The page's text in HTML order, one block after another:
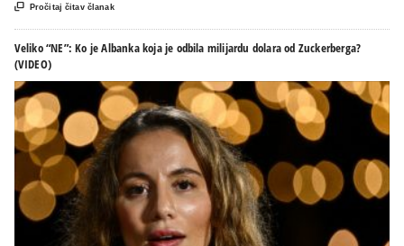
 Pročitaj čitav članak
Veliko “NE”: Ko je Albanka koja je odbila milijardu dolara od Zuckerberga?
(VIDEO)